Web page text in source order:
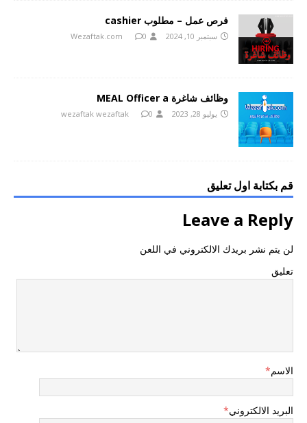
فرص عمل – مطلوب cashier
سبتمبر 10, 2024 Wezaftak.com 0
وظائف شاغرة MEAL Officer a
يوليو 28, 2023 wezaftak wezaftak 0
قم بكتابة اول تعليق
Leave a Reply
لن يتم نشر بريدك الالكتروني في اللعن
تعليق
الاسم*
البريد الالكتروني*